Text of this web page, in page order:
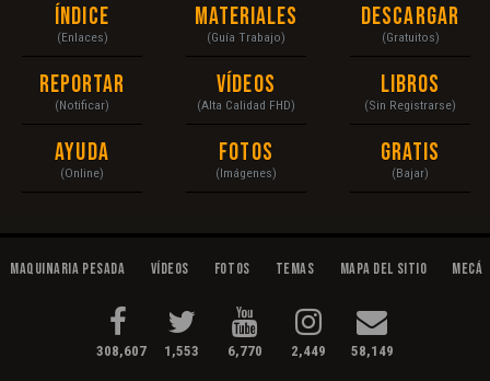
Índice
(Enlaces)
Reportar
(Notificar)
Ayuda
(Online)
Materiales
(Guía Trabajo)
Vídeos
(Alta Calidad FHD)
Fotos
(Imágenes)
Descargar
(Gratuitos)
Libros
(Sin Registrarse)
Gratis
(Bajar)
Maquinaria Pesada Vídeos Fotos Temas Mapa del Sitio
308,607 1,553 6,770 2,449 58,149